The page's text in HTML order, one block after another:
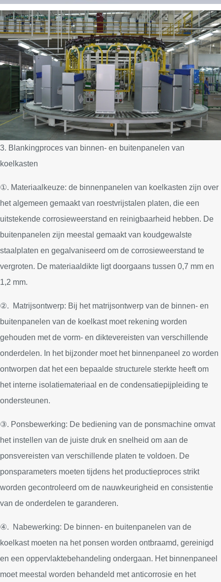
3. Blankingproces van binnen- en buitenpanelen van
koelkasten
①. Materiaalkeuze: de binnenpanelen van koelkasten zijn over
het algemeen gemaakt van roestvrijstalen platen, die een
uitstekende corrosieweerstand en reinigbaarheid hebben. De
buitenpanelen zijn meestal gemaakt van koudgewalste
staalplaten en gegalvaniseerd om de corrosieweerstand te
vergroten. De materiaaldikte ligt doorgaans tussen 0,7 mm en
1,2 mm.
②. Matrijsontwerp: Bij het matrijsontwerp van de binnen- en
buitenpanelen van de koelkast moet rekening worden
gehouden met de vorm- en diktevereisten van verschillende
onderdelen. In het bijzonder moet het binnenpaneel zo worden
ontworpen dat het een bepaalde structurele sterkte heeft om
het interne isolatiemateriaal en de condensatiepijpleiding te
ondersteunen.
③. Ponsbewerking: De bediening van de ponsmachine omvat
het instellen van de juiste druk en snelheid om aan de
ponsvereisten van verschillende platen te voldoen. De
ponsparameters moeten tijdens het productieproces strikt
worden gecontroleerd om de nauwkeurigheid en consistentie
van de onderdelen te garanderen.
④. Nabewerking: De binnen- en buitenpanelen van de
koelkast moeten na het ponsen worden ontbraamd, gereinigd
en een oppervlaktebehandeling ondergaan. Het binnenpaneel
moet meestal worden behandeld met anticorrosie en het